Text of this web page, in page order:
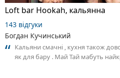
Loft bar Hookah, кальянна
143 відгуки
Богдан Кучинський
Кальяни смачні , кухня також
як для бару . Май Тай мабуть